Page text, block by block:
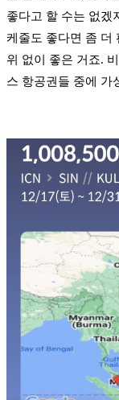
좋다고 할 수는 없겠
케줄도 좋다면 좀 더
위 없이 좋은 거죠.
스 항공권들 중에 가